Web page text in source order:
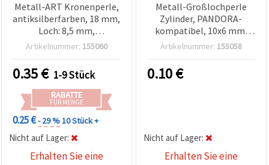
Metall-ART Kronenperle,
antiksilberfarben, 18 mm,
Loch: 8,5 mm,
Bastelbedarf für Schmuck
Artikelnummer: 155060
0.35€ 1-9 Stück
RABATTE
FÜR MENGE
0.25 €- 29 %10 Stück +
Nicht auf Lager:
Erhalten Sie eine
Metall-Großlochperle
Zylinder, PANDORA-
kompatibel, 10x6 mm,
Loch 5 mm, antik
Artikelnummer: 155058
0.10€
Nicht auf Lager:
Erhalten Sie eine